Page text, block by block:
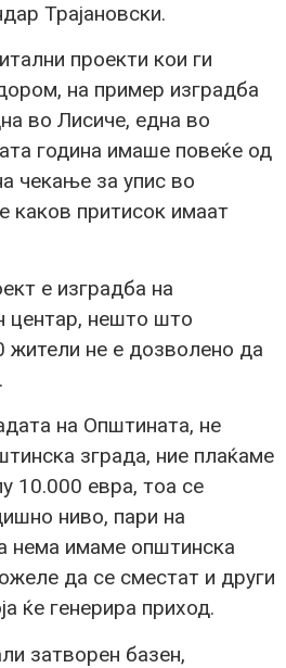
Трајановски.
проекти кои ги
на пример изградба
во Лисиче, една во
година имаше повеќе од
чекање за упис во
каков притисок имаат
е изградба на
центар, нешто што
не е дозволено да
на Општината, не
зграда, ние плаќаме
10.000 евра, тоа се
ниво, пари на
нема имаме општинска
да се сместат и други
ќе генерира приход.
затворен базен,